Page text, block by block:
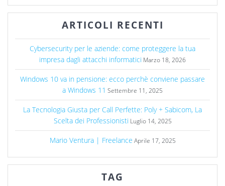
ARTICOLI RECENTI
Cybersecurity per le aziende: come proteggere la tua
impresa dagli attacchi informatici Marzo 18, 2026
Windows 10 va in pensione: ecco perchè conviene passare
a Windows 11 Settembre 11, 2025
La Tecnologia Giusta per Call Perfette: Poly + Sabicom, La
Scelta dei Professionisti Luglio 14, 2025
Mario Ventura | Freelance Aprile 17, 2025
TAG